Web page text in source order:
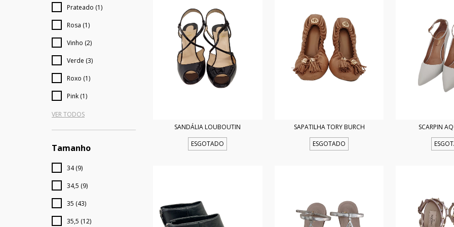
Prateado (1)
Rosa (1)
Vinho (2)
Verde (3)
Roxo (1)
Pink (1)
VER TODOS
Tamanho
34 (9)
34,5 (9)
35 (43)
35,5 (12)
SANDÁLIA LOUBOUTIN
ESGOTADO
SAPATILHA TORY BURCH
ESGOTADO
SCARPIN